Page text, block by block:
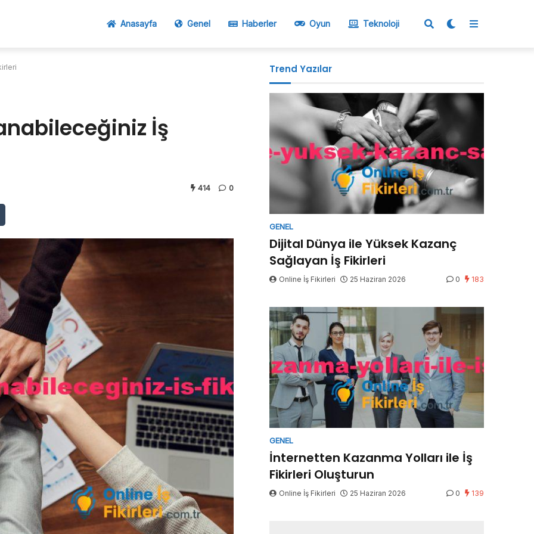
Anasayfa Genel Haberler Oyun Teknoloji
İş
414 0
Trend Yazılar
GENEL
Dijital Dünya ile Yüksek Kazanç
Sağlayan İş Fikirleri
Online İş Fikirleri 25 Haziran 2026 0 183
GENEL
İnternetten Kazanma Yolları ile İş
Fikirleri Oluşturun
Online İş Fikirleri 25 Haziran 2026 0 139